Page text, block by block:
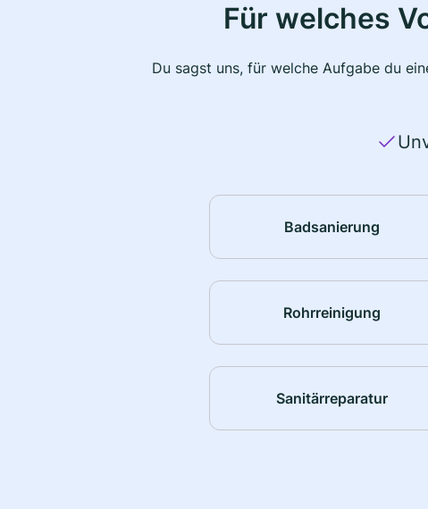
Für welches
Du sagst uns, für welche Aufgabe du
Badsanierung
Rohrreinigung
Sanitärreparatur